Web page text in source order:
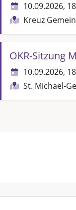
10.09.2026,
Kreuz
OKR-Sitzung
10.09.2026,
St. Michael-